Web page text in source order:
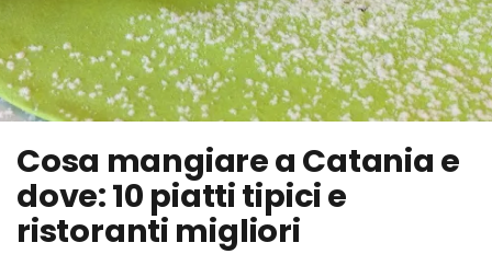
Cosa mangiare a Catania e
dove: 10 piatti tipici e
ristoranti migliori